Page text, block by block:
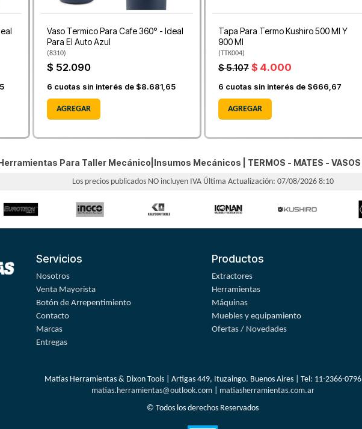
Vaso Termico Para Cafe 360° - Ideal
Para El Auto Azul
(8310)
$ 52.090
6 cuotas sin interés de $8.681,65
AGREGAR
Tapa Para Termo Kushiro 500 Ml Y
900 Ml
( TTK004)
$ 5.107 $ 4.000
6 cuotas sin interés de $666,67
AGREGAR
Para Taller Mecánico|Insumos Mecánicos | TERMOS - MATES - VASOS
Los precios publicados NO incluyen IVA Última Actualización: 07/08/2026 8:10
Servicios
Nosotros
Venta Mayorista
Botón de Arrepentimiento
Contacto
Marcas
Entregas
Productos
Extractores
Herramientas
Máquinas
Muebles y equipamiento
Ofertas / Novedades
Matías Herramientas & Dixon Tools | Artigas 449, Ituzaingo. Buenos Aires | Tel: 11-2366-0796
matias.herramientas@outlook.com| matiasherramientas.com.ar
© Todos los derechos Reservados